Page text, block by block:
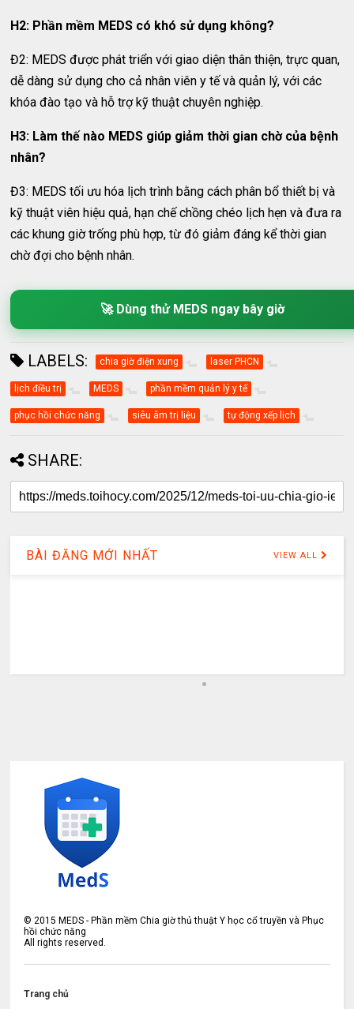
H2: Phần mềm MEDS có khó sử dụng không?
Đ2: MEDS được phát triển với giao diện thân thiện, trực quan,
dễ dàng sử dụng cho cả nhân viên y tế và quản lý, với các
khóa đào tạo và hỗ trợ kỹ thuật chuyên nghiệp.
H3: Làm thế nào MEDS giúp giảm thời gian chờ của bệnh
nhân?
Đ3: MEDS tối ưu hóa lịch trình bằng cách phân bổ thiết bị và
kỹ thuật viên hiệu quả, hạn chế chồng chéo lịch hẹn và đưa ra
các khung giờ trống phù hợp, từ đó giảm đáng kể thời gian
chờ đợi cho bệnh nhân.
🚀 Dùng thử MEDS ngay bây giờ
LABELS: chia giờ điện xung laser PHCN
lịch điều trị MEDS phần mềm quản lý y tế
phục hồi chức năng siêu âm trị liệu tự động xếp lịch
SHARE:
BÀI ĐĂNG MỚI NHẤT VIEW ALL
©2015 MEDS - Phần mềm Chia giờ thủ thuật Y học cổ truyền và Phục
hồi chức năng
All rights reserved.
Trang chủ